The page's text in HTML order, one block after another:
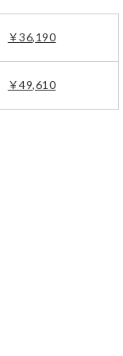
￥36,190
￥49,610